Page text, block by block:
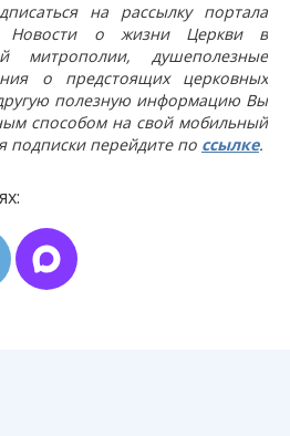
на рассылку портала
Новости о жизни Церкви в
митрополии, душеполезные
о предстоящих церковных
полезную информацию Вы
способом на свой мобильный
подписки перейдите по ссылке.